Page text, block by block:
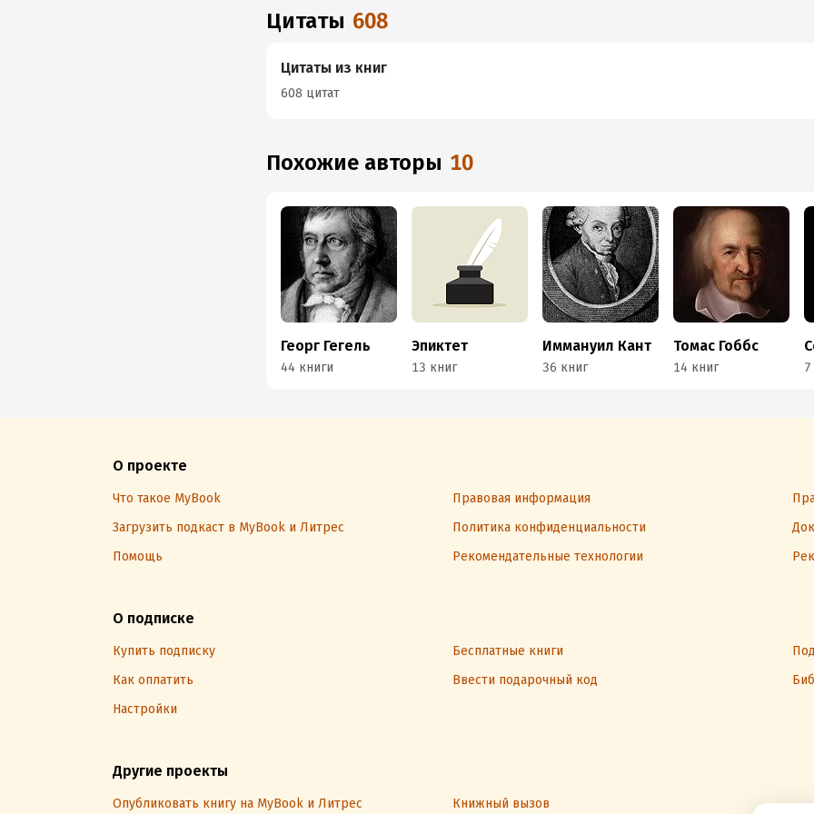
Цитаты 608
Цитаты из книг
608 цитат
Похожие авторы 10
Георг Гегель
44 книги
Эпиктет
13 книг
Иммануил Кант
36 книг
Томас Гоббс
14 книг
О проекте
Что такое MyBook Правовая информация
Загрузить подкаст в MyBook и Литрес
Политика конфиденциальности
Помощь
Рекомендательные технологии
О подписке
Купить подписку Бесплатные книги
Как оплатить
Ввести подарочный код
Настройки
Другие проекты
Опубликовать книгу на MyBook и Литрес Книжный вызов